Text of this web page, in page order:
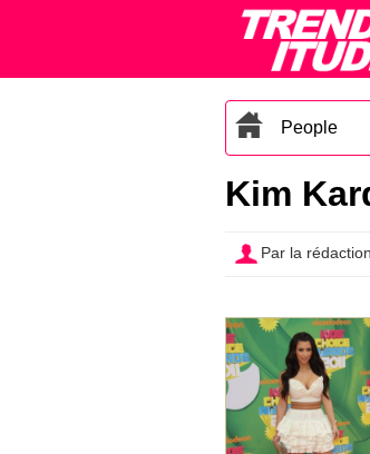
People
Kim
Par la rédaction